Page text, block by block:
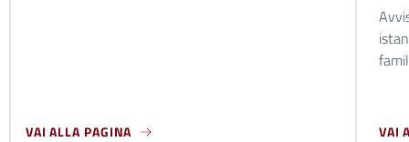
VAI ALLA PAGINA VAI